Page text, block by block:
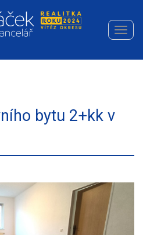
bytu 2+kk v